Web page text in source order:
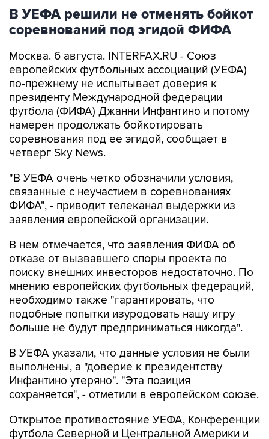
В УЕФА решили не отменять бойкот
соревнований под эгидой ФИФА
Москва. 6 августа. INTERFAX.RU - Союз
европейских футбольных ассоциаций (УЕФА)
по-прежнему не испытывает доверия к
президенту Международной федерации
футбола (ФИФА) Джанни Инфантино и потому
намерен продолжать бойкотировать
соревнования под ее эгидой, сообщает в
четверг Sky News.
"В УЕФА очень четко обозначили условия,
связанные с неучастием в соревнованиях
ФИФА", - приводит телеканал выдержки из
заявления европейской организации.
В нем отмечается, что заявления ФИФА об
отказе от вызвавшего споры проекта по
поиску внешних инвесторов недостаточно. По
мнению европейских футбольных федераций,
необходимо также "гарантировать, что
подобные попытки изуродовать нашу игру
больше не будут предприниматься никогда".
В УЕФА указали, что данные условия не были
выполнены, а "доверие к президентству
Инфантино утеряно". "Эта позиция
сохраняется", - отметили в европейском союзе.
Открытое противостояние УЕФА, Конференции
футбола Северной и Центральной Америки и